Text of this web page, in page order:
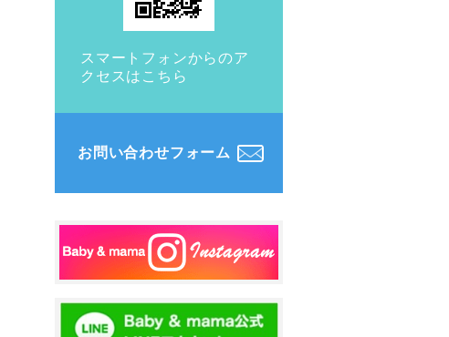
スマートフォンからのア
クセスはこちら
お問い合わせフォーム